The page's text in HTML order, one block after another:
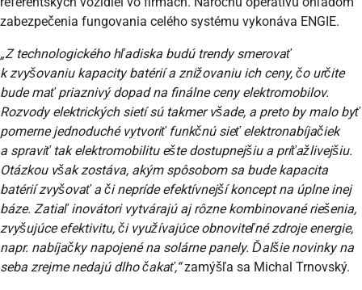
zabezpečenia fungovania celého systému vykonáva ENGIE.
„Z technologického hľadiska budú trendy smerovať
k zvyšovaniu kapacity batérií a znižovaniu ich ceny, čo určite
bude mať priaznivý dopad na finálne ceny elektromobilov.
Rozvody elektrických sietí sú takmer všade, a preto by malo byť
pomerne jednoduché vytvoriť funkčnú sieť elektronabíjačiek
a spraviť tak elektromobilitu ešte dostupnejšiu a príťažlivejšiu.
Otázkou však zostáva, akým spôsobom sa bude kapacita
batérií zvyšovať a či nepríde efektívnejší koncept na úplne inej
báze. Zatiaľ inovátori vytvárajú aj rôzne kombinované riešenia,
zvyšujúce efektivitu, či využívajúce obnoviteľné zdroje energie,
napr. nabíjačky napojené na solárne panely. Ďalšie novinky na
seba zrejme nedajú dlho čakať,“zamýšľa sa Michal Trnovský.